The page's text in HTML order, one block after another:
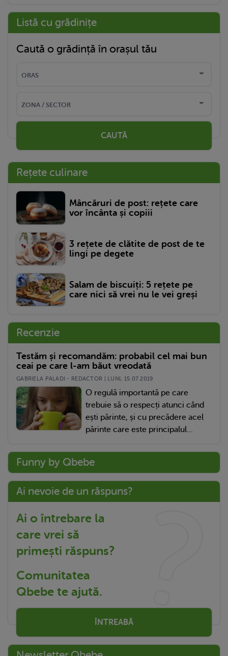
Listă cu grădinițe
Caută o grădință în orașul tău
CAUTĂ
Rețete culinare
Mâncăruri de post: rețete care
vor încânta și copiii
3 rețete de clătite de post de te
lingi pe degete
Salam de biscuiți: 5 rețete pe
care nici să vrei nu le vei greși
Recenzie
Testăm și recomandăm: probabil cel mai bun
ceai pe care l-am băut vreodată
GABRIELA PALADI - REDACTOR | LUNI, 15.07.2019
O regulă importantă pe care
trebuie să o respecți atunci când
ești părinte, și cu precădere acel
părinte care este principalul...
Funny by Qbebe
Ai nevoie de un răspuns?
Ai o întrebare la
care vrei să
primești răspuns?
Comunitatea
Qbebe te ajută.
ÎNTREABĂ